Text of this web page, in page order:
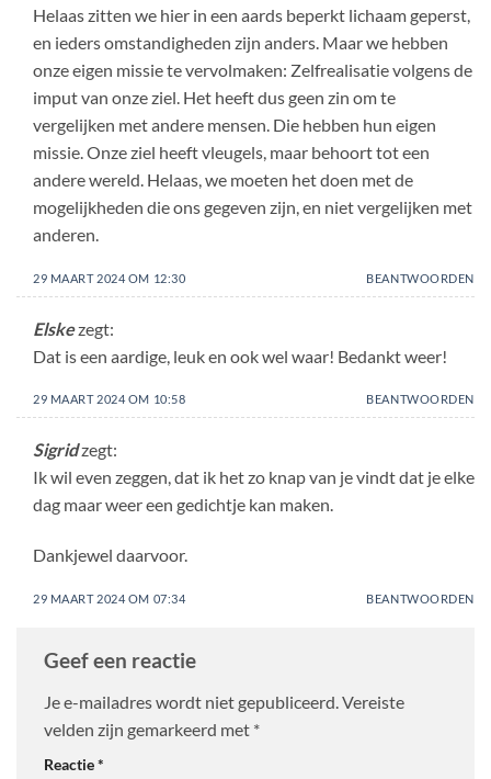
Helaas zitten we hier in een aards beperkt lichaam geperst,
en ieders omstandigheden zijn anders. Maar we hebben
onze eigen missie te vervolmaken: Zelfrealisatie volgens de
imput van onze ziel. Het heeft dus geen zin om te
vergelijken met andere mensen. Die hebben hun eigen
missie. Onze ziel heeft vleugels, maar behoort tot een
andere wereld. Helaas, we moeten het doen met de
mogelijkheden die ons gegeven zijn, en niet vergelijken met
anderen.
29 MAART 2024 OM 12:30 BEANTWOORDEN
Elskezegt:
Dat is een aardige, leuk en ook wel waar! Bedankt weer!
29 MAART 2024 OM 10:58 BEANTWOORDEN
Sigridzegt:
Ik wil even zeggen, dat ik het zo knap van je vindt dat je elke
dag maar weer een gedichtje kan maken.
Dankjewel daarvoor.
29 MAART 2024 OM 07:34 BEANTWOORDEN
Geef een reactie
Je e-mailadres wordt niet gepubliceerd.Vereiste
velden zijn gemarkeerd met *
Reactie*